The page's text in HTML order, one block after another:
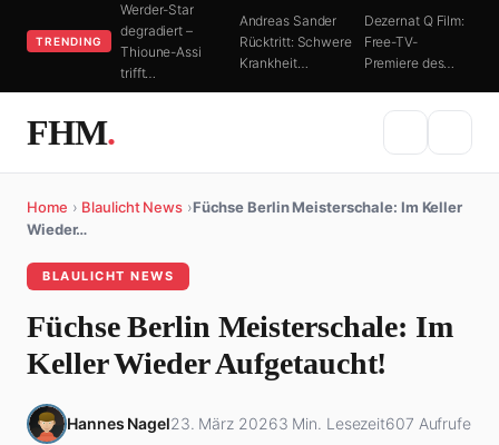
TRENDING
Werder-Star
degradiert –
Thioune-Assi
trifft…
Andreas Sander
Rücktritt: Schwere
Krankheit…
Dezernat Q Film:
Free-TV-
Premiere des…
FHM.
Home › Blaulicht News ›Füchse Berlin Meisterschale: Im Keller
Wieder…
BLAULICHT NEWS
Füchse Berlin Meisterschale: Im
Keller Wieder Aufgetaucht!
Hannes Nagel23. März 20263 Min. Lesezeit607 Aufrufe